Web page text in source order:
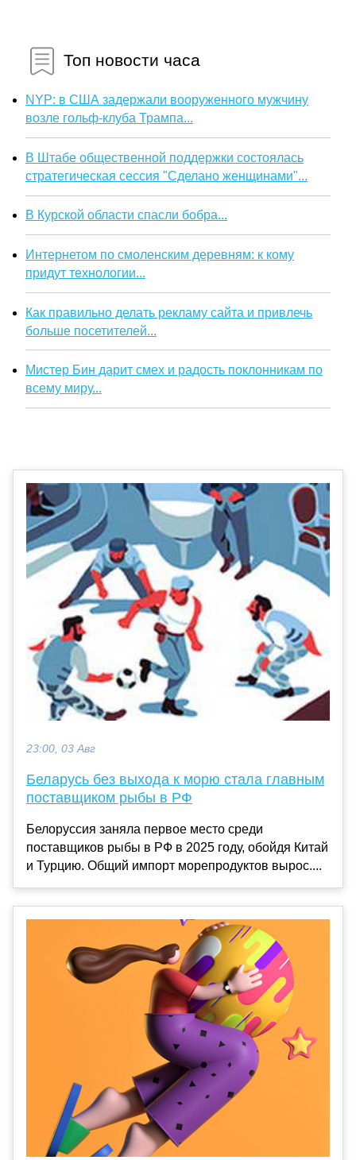
Топ новости часа
NYP: в США задержали вооруженного мужчину
возле гольф-клуба Трампа...
В Штабе общественной поддержки состоялась
стратегическая сессия "Сделано женщинами"...
В Курской области спасли бобра...
Интернетом по смоленским деревням: к кому
придут технологии...
Как правильно делать рекламу сайта и привлечь
больше посетителей...
Мистер Бин дарит смех и радость поклонникам по
всему миру...
23:00, 03 Авг
Беларусь без выхода к морю стала главным
поставщиком рыбы в РФ
Белоруссия заняла первое место среди
поставщиков рыбы в РФ в 2025 году, обойдя Китай
и Турцию. Общий импорт морепродуктов вырос....